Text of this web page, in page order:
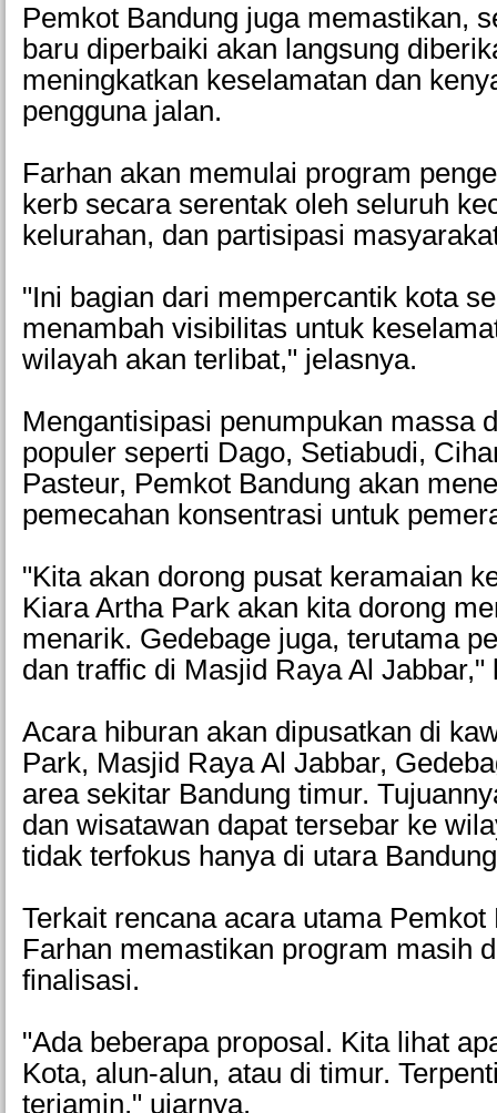
Pemkot Bandung juga memastikan,
baru diperbaiki akan langsung
meningkatkan keselamatan dan
pengguna jalan.
Farhan akan memulai program
kerb secara serentak oleh seluruh
kelurahan, dan partisipasi
"Ini bagian dari mempercantik kota
menambah visibilitas untuk
wilayah akan terlibat," jelasnya.
Mengantisipasi penumpukan massa
populer seperti Dago, Setiabudi,
Pasteur, Pemkot Bandung akan
pemecahan konsentrasi untuk
"Kita akan dorong pusat keramaian
Kiara Artha Park akan kita dorong
menarik. Gedebage juga, terutama
dan traffic di Masjid Raya Al Jabbar,"
Acara hiburan akan dipusatkan di
Park, Masjid Raya Al Jabbar,
area sekitar Bandung timur.
dan wisatawan dapat tersebar ke
tidak terfokus hanya di utara
Terkait rencana acara utama Pemkot
Farhan memastikan program masih
finalisasi.
"Ada beberapa proposal. Kita lihat
Kota, alun-alun, atau di timur.
terjamin," ujarnya.